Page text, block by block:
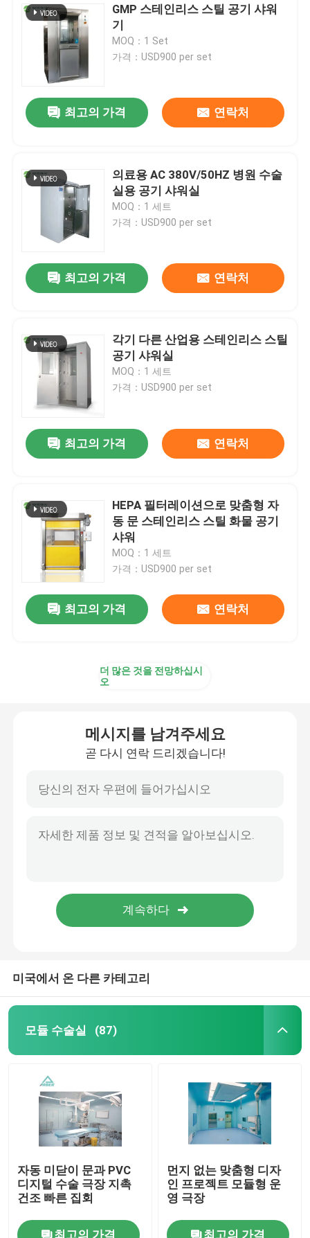
GMP 스테인리스 스틸 공기 샤워
기
MOQ：1 Set
가격：USD900 per set
최고의 가격 연락처
의료용 AC 380V/50HZ 병원 수술
실용 공기 샤워실
MOQ：1 세트
가격：USD900 per set
최고의 가격 연락처
각기 다른 산업용 스테인리스 스틸
공기 샤워실
MOQ：1 세트
가격：USD900 per set
최고의 가격 연락처
HEPA 필터레이션으로 맞춤형 자
동 문 스테인리스 스틸 화물 공기
샤워
MOQ：1 세트
가격：USD900 per set
최고의 가격 연락처
더 많은 것을 전망하십시
오
메시지를 남겨주세요
곧 다시 연락 드리겠습니다!
미국에서 온 다른 카테고리
모듈 수술실 (87)
자동 미닫이 문과 PVC
디지털 수술 극장 지촉
건조 빠른 집회
최고의 가격
먼지 없는 맞춤형 디자
인 프로젝트 모듈형 운
영 극장
최고의 가격